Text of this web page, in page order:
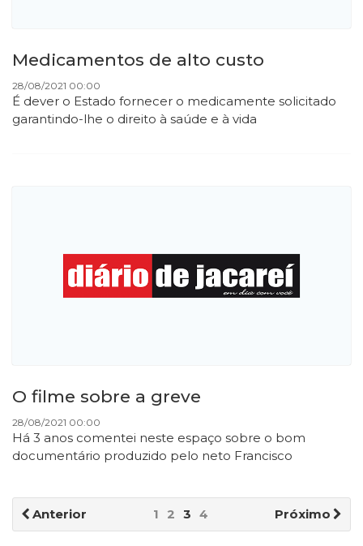
Medicamentos de alto custo
28/08/2021 00:00
É dever o Estado fornecer o medicamente solicitado
garantindo-lhe o direito à saúde e à vida
O filme sobre a greve
28/08/2021 00:00
Há 3 anos comentei neste espaço sobre o bom
documentário produzido pelo neto Francisco
Anterior Próximo
1 2 3 4